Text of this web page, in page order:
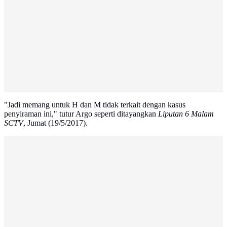
"Jadi memang untuk H dan M tidak terkait dengan kasus
penyiraman ini," tutur Argo seperti ditayangkan Liputan 6 Malam
SCTV, Jumat (19/5/2017).